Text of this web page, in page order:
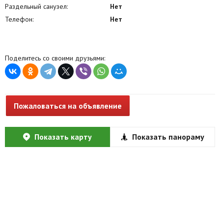
Раздельный санузел:
Нет
Телефон:
Нет
Поделитесь со своими друзьями:
Пожаловаться на объявление
Показать карту Показать панораму